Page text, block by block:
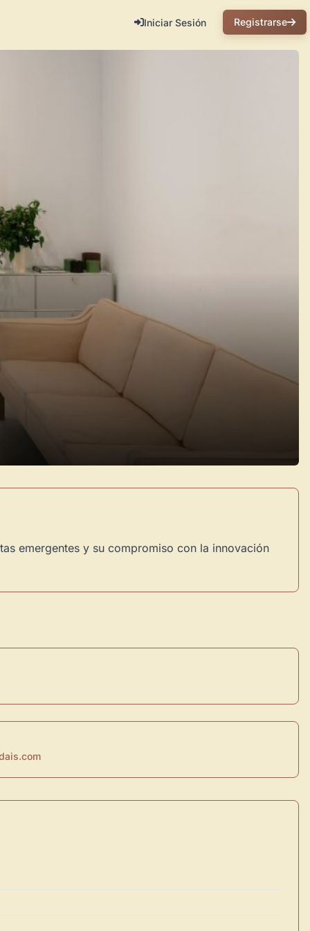
Iniciar Sesión Registrarse
emergentes y su compromiso con la innovación